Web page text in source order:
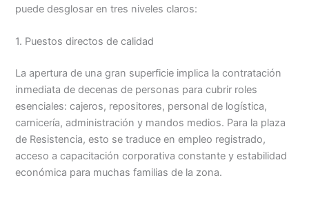
puede desglosar en tres niveles claros:
1. Puestos directos de calidad
La apertura de una gran superficie implica la contratación
inmediata de decenas de personas para cubrir roles
esenciales: cajeros, repositores, personal de logística,
carnicería, administración y mandos medios. Para la plaza
de Resistencia, esto se traduce en empleo registrado,
acceso a capacitación corporativa constante y estabilidad
económica para muchas familias de la zona.